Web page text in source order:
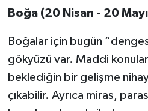
Boğa (20 Nisan - 20
Boğalar için bugün
gökyüzü var. Maddi
beklediğin bir gelişme
çıkabilir. Ayrıca miras,